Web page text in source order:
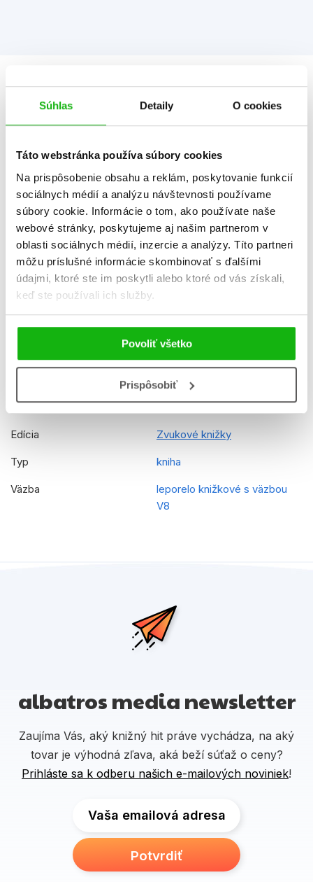
Súhlas Detaily O cookies
Táto webstránka používa súbory cookies
Na prispôsobenie obsahu a reklám, poskytovanie funkcií
sociálnych médií a analýzu návštevnosti používame
súbory cookie. Informácie o tom, ako používate naše
webové stránky, poskytujeme aj našim partnerom v
oblasti sociálnych médií, inzercie a analýzy. Títo partneri
môžu príslušné informácie skombinovať s ďalšími
údajmi, ktoré ste im poskytli alebo ktoré od vás získali,
keď ste používali ich služby.
Povoliť všetko
Prispôsobiť
Informácie
zvukové knihy
Počet strán 10
K stiahnutiu Ukážka.pdf
Dátum vydania 25.10.2024
Hmotnosť
Jazyk slovenčina
Disney - Baby
9788025257968
Vek od 3
Edícia Zvukové knižky
Typ kniha
Väzba
leporelo knižkové s väzbou
V8
albatros media newsletter
Zaujíma Vás, aký knižný hit práve vychádza, na aký
tovar je výhodná zľava, aká beží súťaž o ceny?
Prihláste sa k odberu našich e-mailových noviniek!
Vaša emailová adresa
Potvrdiť